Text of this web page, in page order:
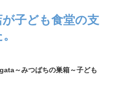
子ども食堂の支
～みつばちの巣箱～子ども